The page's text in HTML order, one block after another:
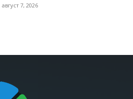
август 7, 2026